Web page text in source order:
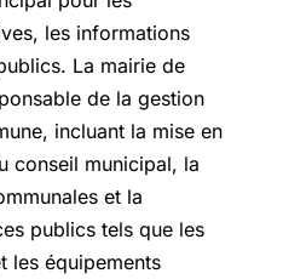
les informations
La mairie de
de la gestion
incluant la mise en
conseil municipal, la
et la
publics tels que les
les équipements